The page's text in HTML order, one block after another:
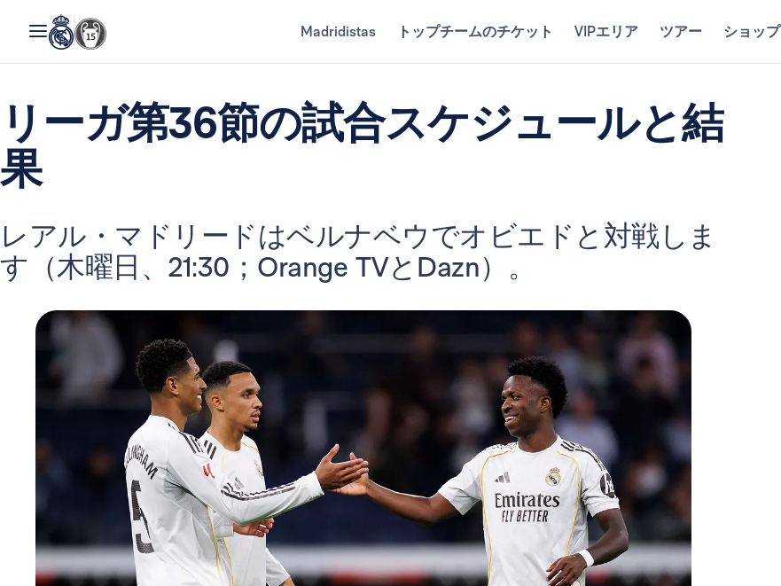
Madridistas トップチームのチケット VIPエリア ツアー ショップ
リーガ第36節の試合スケジュールと結
果
レアル・マドリードはベルナベウでオビエドと対戦しま
す（木曜日、21:30；Orange TVとDazn）。